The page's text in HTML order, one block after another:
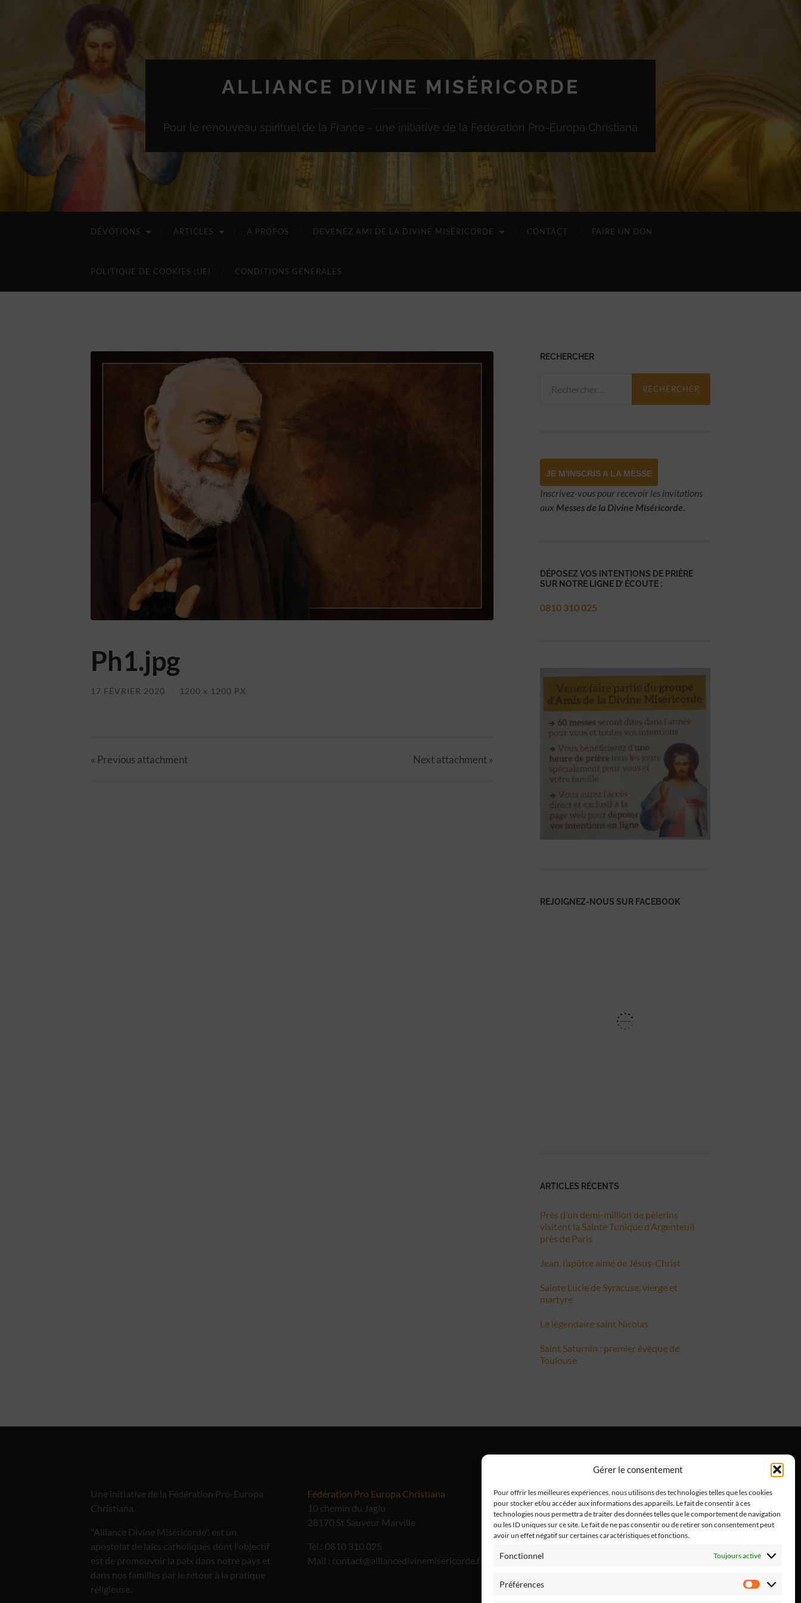
Gérer le consentement
Pour offrir les meilleures expériences, nous utilisons des technologies telles que les cookies
pour stocker et/ou accéder aux informations des appareils. Le fait de consentir à ces
technologies nous permettra de traiter des données telles que le comportement de navigation
ou les ID uniques sur ce site. Le fait de ne pas consentir ou de retirer son consentement peut
avoir un effet négatif sur certaines caractéristiques et fonctions.
Fonctionnel Toujours activé
Préférences
ALLIANCE DIVINE MISÉRICORDE
Pour le renouveau spirituel de la France - une initiative de la Fédération Pro-Europa Christiana
DÉVOTIONS ARTICLES A PROPOS DEVENEZ AMI DE LA DIVINE MISÉRICORDE CONTACT FAIRE UN DON
POLITIQUE DE COOKIES (UE) CONDITIONS GÉNÉRALES
Ph1.jpg
17 FÉVRIER 2020 1200 x 1200 PX
« Previousattachment Nextattachment »
RECHERCHER
JE M'INSCRIS A LA MESSE
Inscrivez-vous pour recevoir les invitations
aux Messes de la Divine Miséricorde.
DÉPOSEZ VOS INTENTIONS DE PRIÈRE
SUR NOTRE LIGNE D’ ÉCOUTE :
0810 310 025
REJOIGNEZ-NOUS SUR FACEBOOK
ARTICLES RÉCENTS
Près d’un demi-million de pèlerins
visitent la Sainte Tunique d’Argenteuil
près de Paris
Jean, l’apôtre aimé de Jésus-Christ
Sainte Lucie de Syracuse, vierge et
martyre
Le légendaire saint Nicolas
Saint Saturnin : premier évêque de
Toulouse
Une initiative de la Fédération Pro-Europa
Christiana.
"Alliance Divine Miséricorde", est un
apostolat de laïcs catholiques dont l'objectif
est de promouvoir la paix dans notre pays et
dans nos familles par le retour à la pratique
religieuse.
Fédération Pro Europa Christiana
10 chemin du Jaglu
28170 St Sauveur Marville
Tél.: 0810 310 025
Mail : contact@alliancedivinemisericorde.fr
Mentions Légales